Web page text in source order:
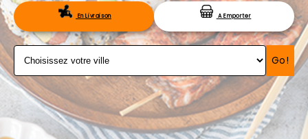
RÉSERVATIONEn Livraison A Emporter
Go!